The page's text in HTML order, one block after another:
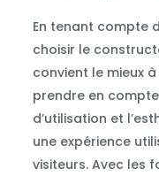
En tenant compte
choisir le
convient le mieux
prendre en
d’utilisation et
une expérience
visiteurs. Avec les